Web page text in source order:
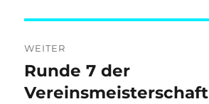
WEITER
Nächster
Beitrag:
Runde 7 der
Vereinsmeisterschaft